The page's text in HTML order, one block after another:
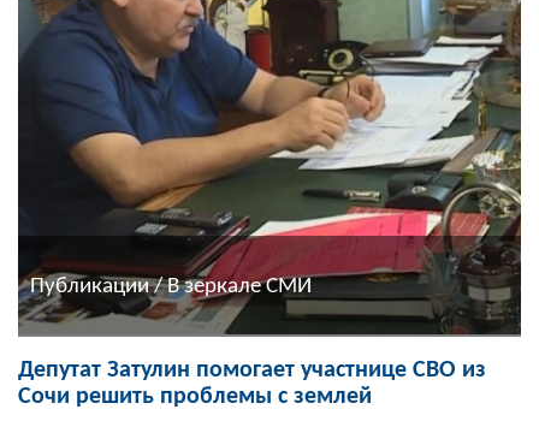
Публикации / В зеркале СМИ
Депутат Затулин помогает участнице СВО из
Сочи решить проблемы с землей